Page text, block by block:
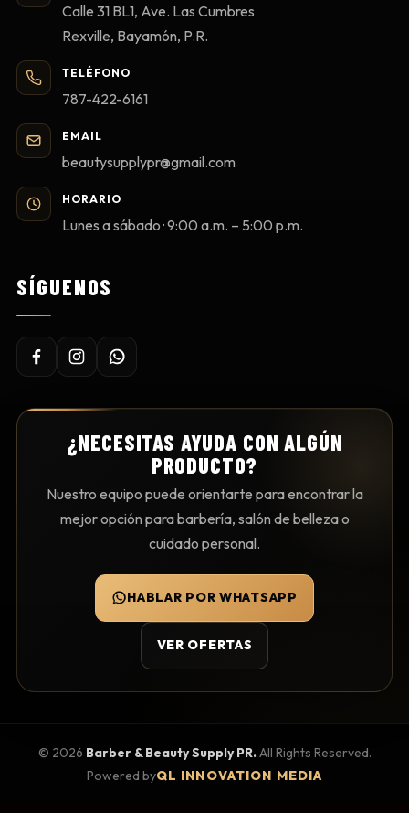
Calle 31 BL1, Ave. Las Cumbres
Rexville, Bayamón, P.R.
TELÉFONO
787-422-6161
EMAIL
beautysupplypr@gmail.com
HORARIO
Lunes a sábado · 9:00 a.m. – 5:00 p.m.
SÍGUENOS
¿NECESITAS AYUDA CON ALGÚN
PRODUCTO?
Nuestro equipo puede orientarte para encontrar la
mejor opción para barbería, salón de belleza o
cuidado personal.
HABLAR POR WHATSAPP
VER OFERTAS
© 2026 Barber & Beauty Supply PR.All Rights Reserved.
Powered byQL INNOVATION MEDIA